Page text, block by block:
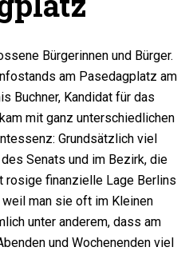
Bürgerinnen und Bürger.
am Pasedagplatz am
Buchner, Kandidat für das
mit ganz unterschiedlichen
Grundsätzlich viel
Senats und im Bezirk, die
rosige finanzielle Lage Berlins
weil man sie oft im Kleinen
unter anderem, dass am
und Wochenenden viel